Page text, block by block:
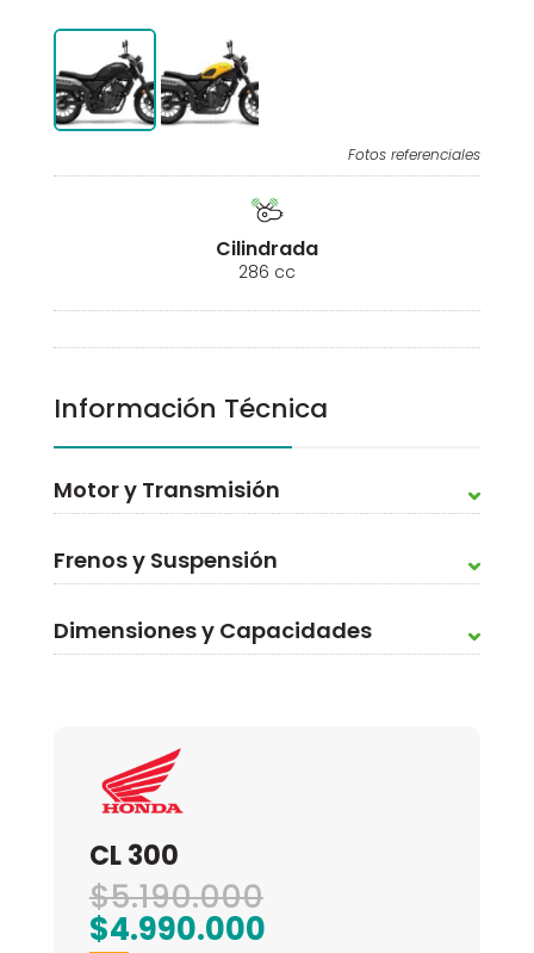
Fotos referenciales
Cilindrada
286 cc
Información Técnica
Motor y Transmisión
Frenos y Suspensión
Dimensiones y Capacidades
CL 300
$5.190.000El
precio
$4.990.000El